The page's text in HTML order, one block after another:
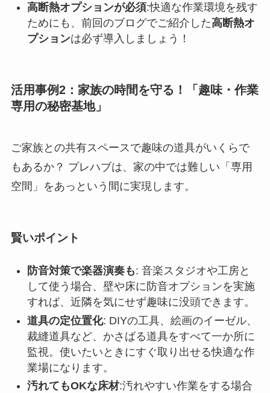
高断熱オプションが必須:快適な作業環境を残す
ためにも、前回のブログでご紹介した高断熱オ
プションは必ず導入しましょう！
活用事例2：家族の時間を守る！「趣味・作業
専用の秘密基地」
ご家族との共有スペースで趣味の道具がいくらで
もあるか？ プレハブは、家の中では難しい「専用
空間」をあっという間に実現します。
賢いポイント
防音対策で楽器演奏も: 音楽スタジオや工房と
して使う場合、壁や床に防音オプションを実施
すれば、近隣を気にせず趣味に没頭できます。
道具の定位置化: DIYの工具、絵画のイーゼル、
裁縫道具など、かさばる道具をすべて一か所に
監視。使いたいときにすぐ取り出せる快適な作
業場になります。
汚れてもOKな床材:汚れやすい作業をする場合